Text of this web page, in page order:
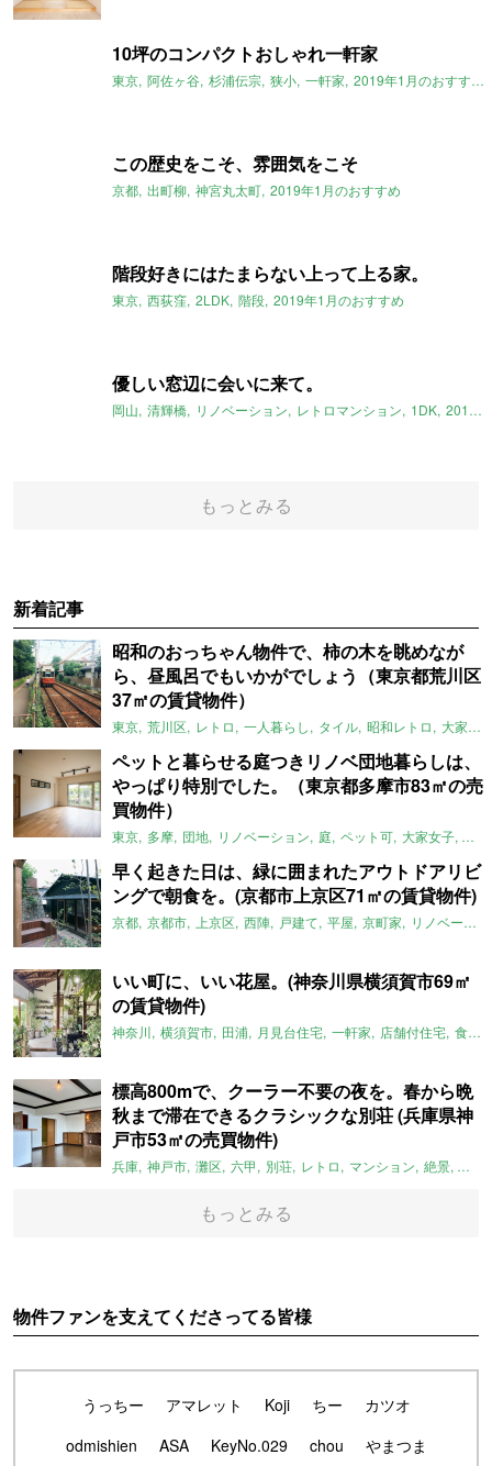
10坪のコンパクトおしゃれ一軒家
東京 阿佐ヶ谷 杉浦伝宗 狭小 一軒家 2019年1月のおすすめ
この歴史をこそ、雰囲気をこそ
京都 出町柳 神宮丸太町 2019年1月のおすすめ
階段好きにはたまらない上って上る家。
東京 西荻窪 2LDK 階段 2019年1月のおすすめ
優しい窓辺に会いに来て。
岡山 清輝橋 リノベーション レトロマンション 1DK 2019年1月のおすすめ
もっとみる
新着記事
昭和のおっちゃん物件で、柿の木を眺めなが
ら、昼風呂でもいかがでしょう（東京都荒川区
37㎡の賃貸物件）
東京 荒川区 レトロ 一人暮らし タイル 昭和レトロ 大家女子
ペットと暮らせる庭つきリノベ団地暮らしは、
やっぱり特別でした。（東京都多摩市83㎡の売
買物件）
東京 多摩 団地 リノベーション 庭 ペット可 大家女子 団
早く起きた日は、緑に囲まれたアウトドアリビ
ングで朝食を。(京都市上京区71㎡の賃貸物件)
京都 京都市 上京区 西陣 戸建て 平屋 京町家 リノベーション
いい町に、いい花屋。(神奈川県横須賀市69㎡
の賃貸物件)
神奈川 横須賀市 田浦 月見台住宅 一軒家 店舗付住宅 食住近接
標高800mで、クーラー不要の夜を。春から晩
秋まで滞在できるクラシックな別荘 (兵庫県神
戸市53㎡の売買物件)
兵庫 神戸市 灘区 六甲 別荘 レトロ マンション 絶景 避暑
もっとみる
物件ファンを支えてくださってる皆様
うっちー アマレット Koji ちー
カツオ
odmishien
ASA KeyNo.029 chou
やまつま